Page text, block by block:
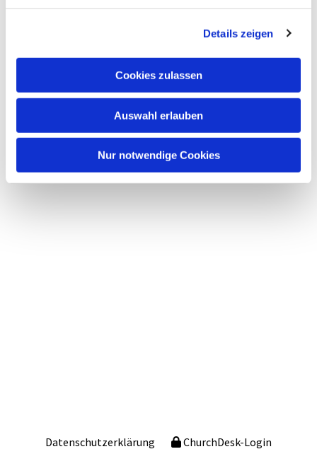
Details zeigen
Cookies zulassen
Auswahl erlauben
Nur notwendige Cookies
Datenschutzerklärung ChurchDesk-Login